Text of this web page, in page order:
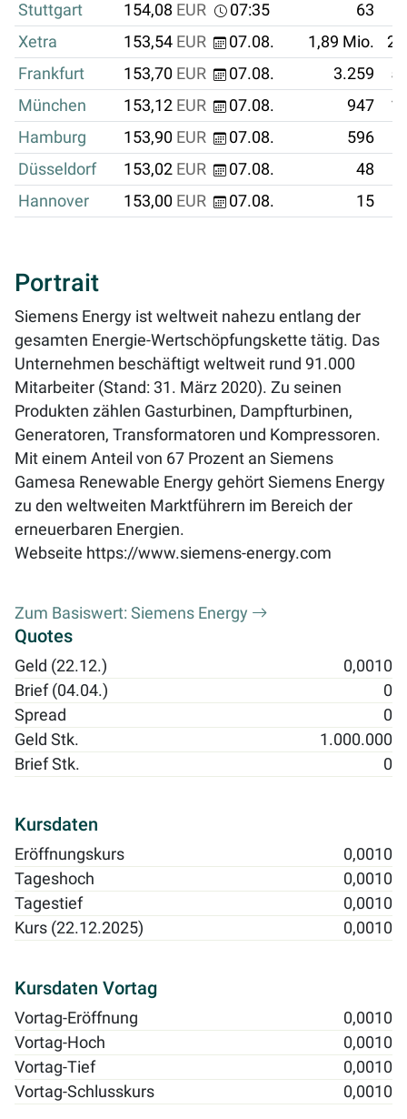
Stuttgart
154,08 EUR 07:35
63
Xetra
153,54 EUR 07.08. 1,89 Mio.
Frankfurt
153,70 EUR 07.08. 3.259
München
153,12 EUR 07.08. 947
Hamburg
153,90 EUR 07.08. 596
Düsseldorf
153,02 EUR 07.08.
48
Hannover
153,00 EUR 07.08. 15
Portrait
Siemens Energy ist weltweit nahezu entlang der
gesamten Energie-Wertschöpfungskette tätig. Das
Unternehmen beschäftigt weltweit rund 91.000
Mitarbeiter (Stand: 31. März 2020). Zu seinen
Produkten zählen Gasturbinen, Dampfturbinen,
Generatoren, Transformatoren und Kompressoren.
Mit einem Anteil von 67 Prozent an Siemens
Gamesa Renewable Energy gehört Siemens Energy
zu den weltweiten Marktführern im Bereich der
erneuerbaren Energien.
Webseite https://www.siemens-energy.com
Zum Basiswert: Siemens Energy
Quotes
Geld (22.12.)
0,0010
Brief (04.04.)
0
Spread
0
Geld Stk.
1.000.000
Brief Stk.
0
Kursdaten
Eröffnungskurs
0,0010
Tageshoch
0,0010
Tagestief
0,0010
Kurs (22.12.2025)
0,0010
Kursdaten Vortag
Vortag-Eröffnung
0,0010
Vortag-Hoch
0,0010
Vortag-Tief
0,0010
Vortag-Schlusskurs
0,0010